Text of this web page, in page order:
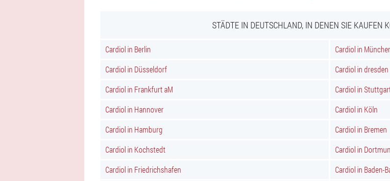
STÄDTE IN DEUTSCHLAND, IN DENEN SIE KAUFEN
Cardiol in Berlin
Cardiol in
Cardiol in Düsseldorf
Cardiol in dresden
Cardiol in Frankfurt aM
Cardiol in
Cardiol in Hannover
Cardiol in Köln
Cardiol in Hamburg
Cardiol in Bremen
Cardiol in Kochstedt
Cardiol in
Cardiol in Friedrichshafen
Cardiol in Baden-